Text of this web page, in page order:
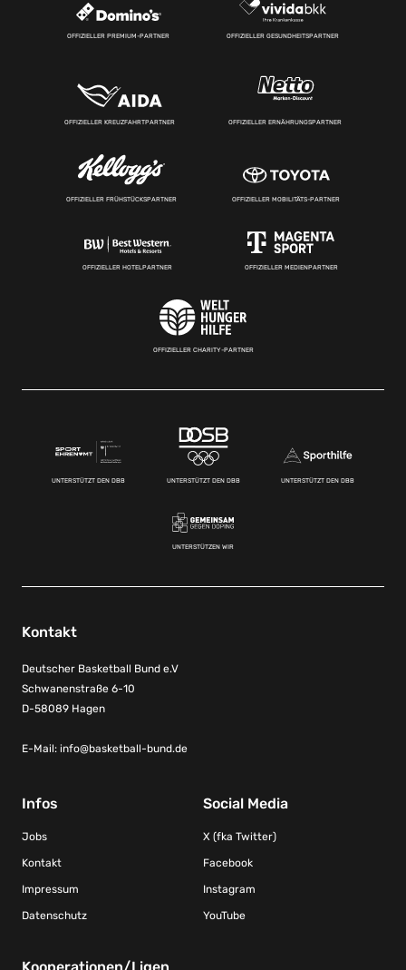
OFFIZIELLER PREMIUM-PARTNER OFFIZIELLER GESUNDHEITSPARTNER
OFFIZIELLER KREUZFAHRTPARTNER OFFIZIELLER ERNÄHRUNGSPARTNER
OFFIZIELLER FRÜHSTÜCKSPARTNER OFFIZIELLER MOBILITÄTS-PARTNER
OFFIZIELLER HOTELPARTNER OFFIZIELLER MEDIENPARTNER
OFFIZIELLER CHARITY-PARTNER
UNTERSTÜTZT DEN DBB UNTERSTÜTZT DEN DBB UNTERSTÜTZT DEN DBB
UNTERSTÜTZEN WIR
Kontakt
Deutscher Basketball Bund e.V
Schwanenstraße 6-10
D-58089 Hagen
E-Mail: info@basketball-bund.de
Infos
Jobs
Kontakt
Impressum
Datenschutz
Social Media
X (fka Twitter)
Facebook
Instagram
YouTube